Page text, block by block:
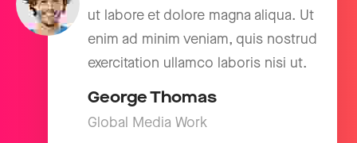
ut labore et dolore magna aliqua. Ut
enim ad minim veniam, quis nostrud
exercitation ullamco laboris nisi ut.
George Thomas
Global Media Work